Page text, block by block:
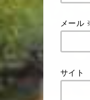
メール
サイト